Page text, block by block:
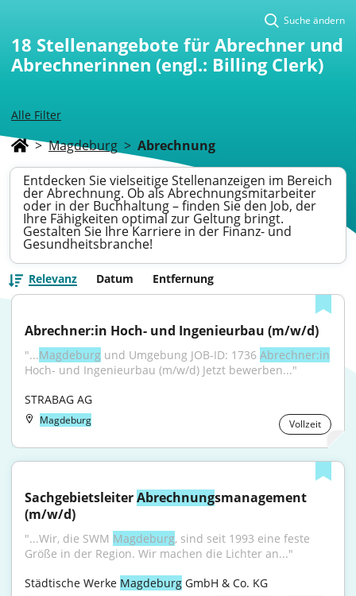
Alle Filter
Suche ändern
18 Stellenangebote für Abrechner und
Abrechnerinnen (engl.: Billing Clerk)
> Magdeburg > Abrechnung
Entdecken Sie vielseitige Stellenanzeigen im Bereich
der Abrechnung. Ob als Abrechnungsmitarbeiter
oder in der Buchhaltung – finden Sie den Job, der
Ihre Fähigkeiten optimal zur Geltung bringt.
Gestalten Sie Ihre Karriere in der Finanz- und
Gesundheitsbranche!
Relevanz Datum Entfernung
Abrechner:in Hoch- und Ingenieurbau (m/w/d)
"...Magdeburg und Umgebung JOB-ID: 1736 Abrechner:in
Hoch- und Ingenieurbau (m/w/d) Jetzt bewerben..."
STRABAG AG
Magdeburg Vollzeit
Sachgebietsleiter Abrechnungsmanagement
(m/w/d)
"...Wir, die SWM Magdeburg, sind seit 1993 eine feste
Größe in der Region. Wir machen die Lichter an..."
Städtische Werke Magdeburg GmbH & Co. KG